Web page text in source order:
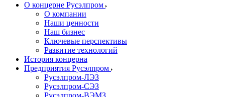
О концерне Русэлпром
О компании
Наши ценности
Наш бизнес
Ключевые перспективы
Развитие технологий
История концерна
Предприятия Русэлпром
Русэлпром-ЛЭЗ
Русэлпром-СЭЗ
Русэлпром-ВЭМЗ